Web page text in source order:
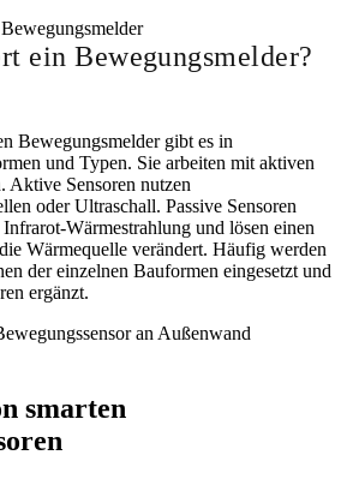
ein Bewegungsmelder?
Bewegungsmelder gibt es in
und Typen. Sie arbeiten mit aktiven
Aktive Sensoren nutzen
oder Ultraschall. Passive Sensoren
Wärmestrahlung und lösen einen
Wärmequelle verändert. Häufig werden
der einzelnen Bauformen eingesetzt und
ergänzt.
smarten